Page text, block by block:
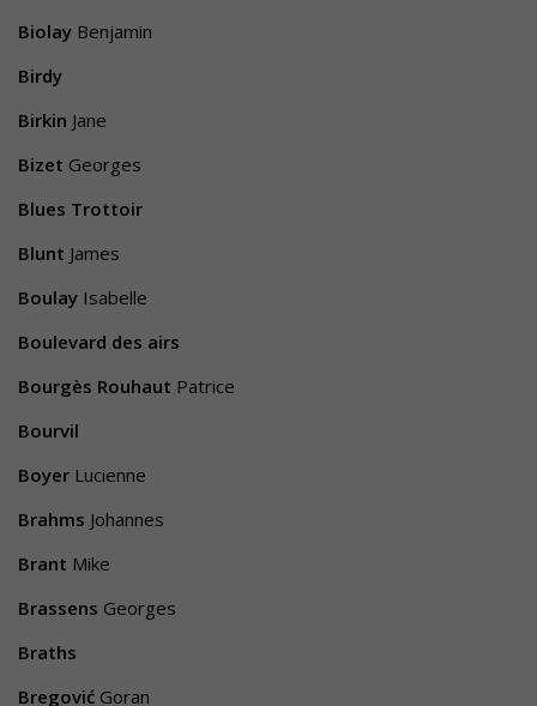
Biolay Benjamin
Birdy
Birkin Jane
Bizet Georges
Blues Trottoir
Blunt James
Boulay Isabelle
Boulevard des airs
Bourgès Rouhaut Patrice
Bourvil
Boyer Lucienne
Brahms Johannes
Brant Mike
Brassens Georges
Braths
Bregović Goran